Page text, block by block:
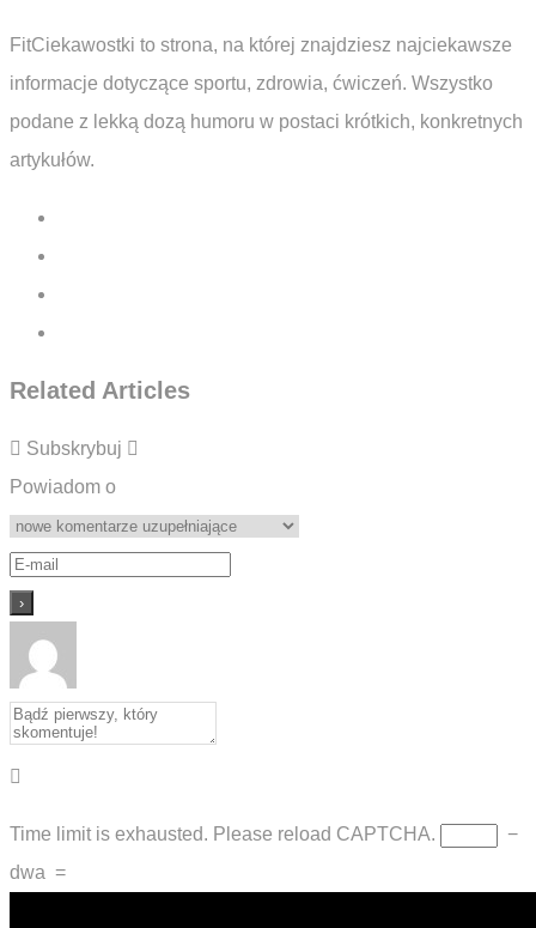
FitCiekawostki to strona, na której znajdziesz najciekawsze
informacje dotyczące sportu, zdrowia, ćwiczeń. Wszystko
podane z lekką dozą humoru w postaci krótkich, konkretnych
artykułów.
Related Articles
Subskrybuj
Powiadom o
Time limit is exhausted. Please reload CAPTCHA.
−
dwa =